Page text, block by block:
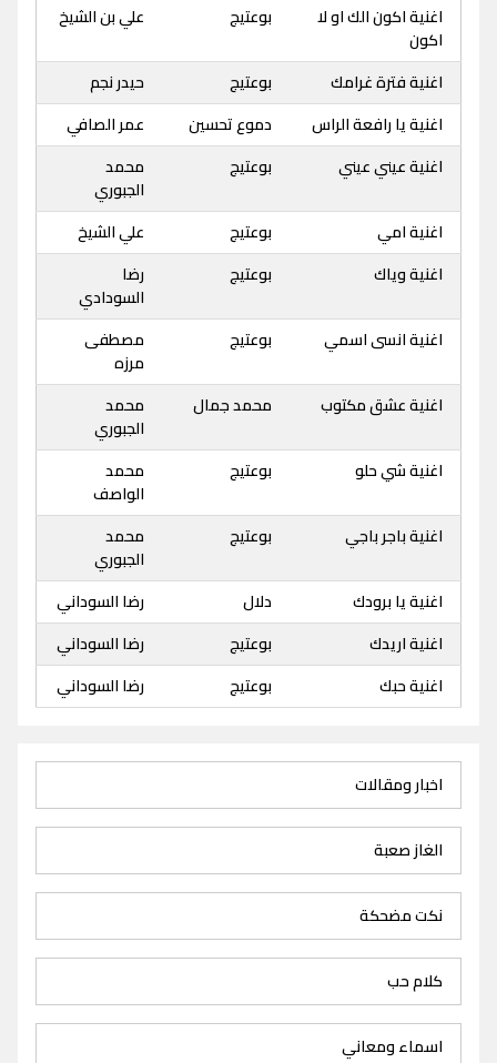
اغنية اكون الك او لا
اكون
بوعتيج علي بن الشيخ
اغنية فترة غرامك بوعتيج
حيدر نجم
اغنية يا رافعة الراس
دموع تحسين
عمر الصافي
اغنية عيني عيني
بوعتيج
محمد
الجبوري
اغنية امي
بوعتيج
علي الشيخ
اغنية وياك
بوعتيج
رضا
السودادي
اغنية انسى اسمي
بوعتيج
مصطفى
مرزه
اغنية عشق مكتوب
محمد جمال
محمد
الجبوري
اغنية شي حلو
بوعتيج
محمد
الواصف
اغنية باجر باجي
بوعتيج
محمد
الجبوري
اغنية يا برودك
دلال
رضا السوداني
اغنية اريدك
بوعتيج
رضا السوداني
اغنية حبك
بوعتيج رضا السوداني
اخبار ومقالات
الغاز صعبة
نكت مضحكة
كلام حب
اسماء ومعاني